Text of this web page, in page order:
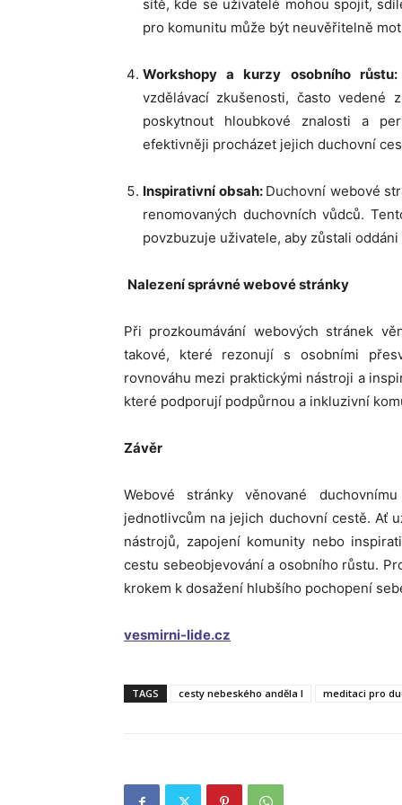
sítě, kde se uživatelé mohou spojit,
pro komunitu může být neuvěřitelně
Workshopy a kurzy osobního
vzdělávací zkušenosti, často vedené
poskytnout hloubkové znalosti a
efektivněji procházet jejich duchovní
Inspirativní obsah: Duchovní webové
renomovaných duchovních vůdců.
povzbuzuje uživatele, aby zůstali
Nalezení správné webové stránky
Při prozkoumávání webových stránek
takové, které rezonují s osobními
rovnováhu mezi praktickými nástroji a
které podporují podpůrnou a inkluzivní
Závěr
Webové stránky věnované
jednotlivcům na jejich duchovní cestě. Ať
nástrojů, zapojení komunity nebo
cestu sebeobjevování a osobního růstu.
krokem k dosažení hlubšího pochopení
vesmirni-lide.cz
TAGS cesty nebeského anděla l meditaci pro